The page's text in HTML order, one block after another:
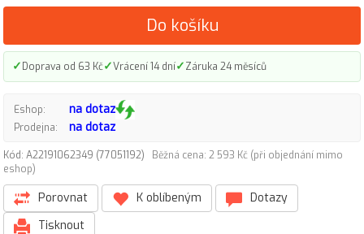
Do košíku
✓Doprava od 63 Kč✓Vrácení 14 dní✓Záruka 24 měsíců
Eshop: na dotaz
Prodejna: na dotaz
Kód: A22191062349 (77051192)
Běžná cena: 2 593 Kč (při objednání mimo
eshop)
Porovnat K oblíbeným
Dotazy
Tisknout